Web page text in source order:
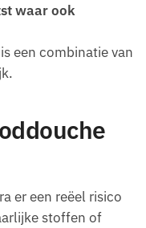
waar ook
een combinatie van
er een reëel risico
stoffen of